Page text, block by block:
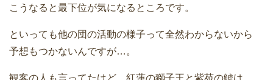
こうなると最下位が気になるところです。
といっても他の団の活動の様子って全然わからないから
予想もつかないんですが…。
観客の人も言ってたけど、紅蓮の獅子王と紫苑の鯱は